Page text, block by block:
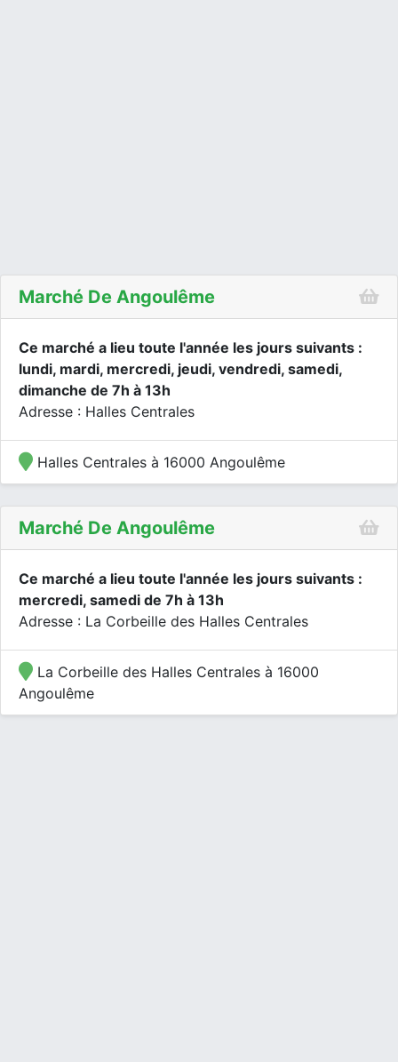
Marché De Angoulême
Ce marché a lieu toute l'année les jours suivants :
lundi, mardi, mercredi, jeudi, vendredi, samedi,
dimanche de 7h à 13h
Adresse : Halles Centrales
Halles Centrales à 16000 Angoulême
Marché De Angoulême
Ce marché a lieu toute l'année les jours suivants :
mercredi, samedi de 7h à 13h
Adresse : La Corbeille des Halles Centrales
La Corbeille des Halles Centrales à 16000
Angoulême